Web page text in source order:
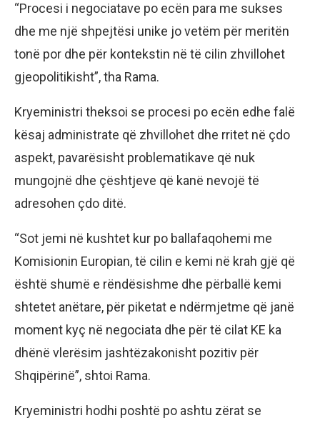
“Procesi i negociatave po ecën para me sukses
dhe me një shpejtësi unike jo vetëm për meritën
tonë por dhe për kontekstin në të cilin zhvillohet
gjeopolitikisht”, tha Rama.
Kryeministri theksoi se procesi po ecën edhe falë
kësaj administrate që zhvillohet dhe rritet në çdo
aspekt, pavarësisht problematikave që nuk
mungojnë dhe çështjeve që kanë nevojë të
adresohen çdo ditë.
“Sot jemi në kushtet kur po ballafaqohemi me
Komisionin Europian, të cilin e kemi në krah gjë që
është shumë e rëndësishme dhe përballë kemi
shtetet anëtare, për piketat e ndërmjetme që janë
moment kyç në negociata dhe për të cilat KE ka
dhënë vlerësim jashtëzakonisht pozitiv për
Shqipërinë”, shtoi Rama.
Kryeministri hodhi poshtë po ashtu zërat se